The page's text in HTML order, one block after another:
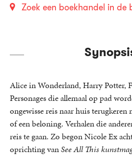
Zoek een boekhandel in de
Alice in Wonderland, Harry Potter,
Personages die allemaal op pad
ongewisse reis naar huis
of een beloning. Verhalen die
reis te gaan. Zo begon Nicole Ex
oprichting vanSee All This